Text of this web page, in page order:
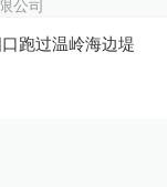
跑过温岭海边堤
公司
号
号